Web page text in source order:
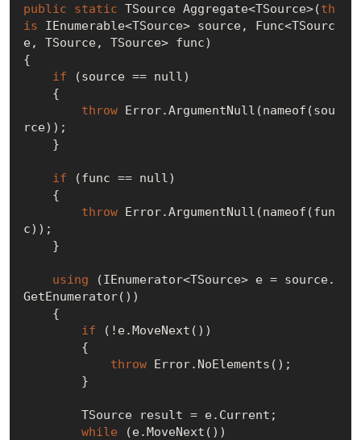
public static TSource Aggregate<TSource>(th
is IEnumerable<TSource> source, Func<TSourc
e, TSource, TSource> func)
{
if (source == null)
throw Error.ArgumentNull(nameof(sou
rce));
if (func == null)
throw Error.ArgumentNull(nameof(fun
c));
using (IEnumerator<TSource> e = source.
GetEnumerator())
if (!e.MoveNext())
throw Error.NoElements();
while (e.MoveNext())